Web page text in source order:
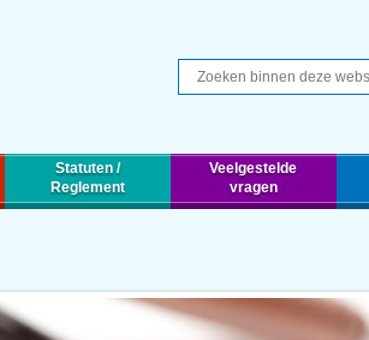
Statuten /
Reglement
Veelgestelde
vragen